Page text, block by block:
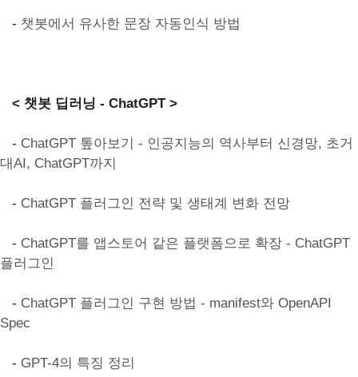
- 챗봇에서 유사한 문장 자동인식 방법
< 챗봇 딥러닝 - ChatGPT >
- ChatGPT 톺아보기 - 인공지능의 역사부터 신경망, 초거
대AI, ChatGPT까지
- ChatGPT 플러그인 전략 및 생태계 변화 전망
- ChatGPT를 앱스토어 같은 플랫폼으로 확장 - ChatGPT
플러그인
- ChatGPT 플러그인 구현 방법 - manifest와 OpenAPI
Spec
- GPT-4의 특징 정리